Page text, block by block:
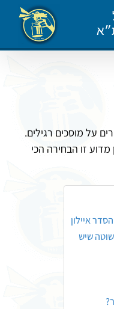
על מוסכים רגילים.
מדוע זו הבחירה הכי
שיש